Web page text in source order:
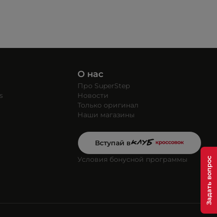
О нас
Про SuperStep
Новости
Только оригинал
Наши магазины
Вступай в
Условия бонусной программы